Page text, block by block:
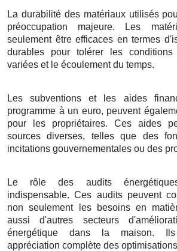
La durabilité des matériaux utilisés
préoccupation majeure. Les
seulement être efficaces en termes
durables pour tolérer les conditions
variées et le écoulement du temps.
Les subventions et les aides
programme à un euro, peuvent
pour les propriétaires. Ces aides
sources diverses, telles que des
incitations gouvernementales ou des
Le rôle des audits
indispensable. Ces audits peuvent
non seulement les besoins en
aussi d'autres secteurs
énergétique dans la maison.
appréciation complète des